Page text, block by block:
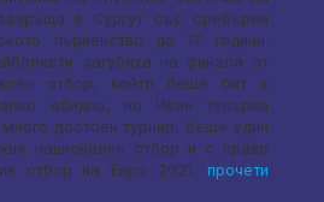
в Сургут със сребърен
първенство до 17 години.
загубиха на финала от
отбор, който беше бит в
обидно, но Иван тепърва
достоен турнир, беше един
национален отбор и с право
отбор на Евро 2021. прочети